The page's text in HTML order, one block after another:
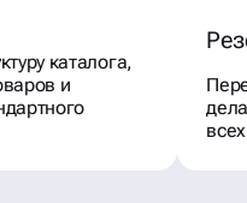
каталога,
и